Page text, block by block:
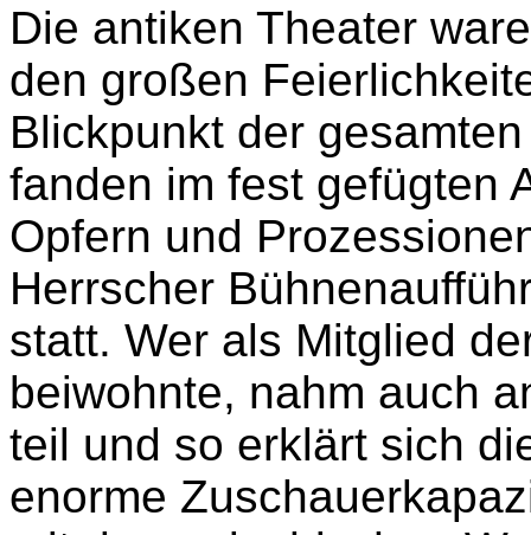
Die antiken Theater
den großen
Blickpunkt der
fanden im fest gefügten
Opfern und
Herrscher
statt. Wer als Mitglied
beiwohnte, nahm auch
teil und so erklärt sich
enorme